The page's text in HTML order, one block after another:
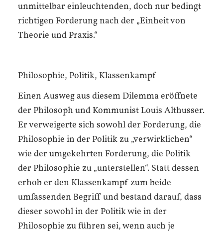
unmittelbar einleuchtenden, doch nur bedingt
richtigen Forderung nach der „Einheit von
Theorie und Praxis.“
Philosophie, Politik, Klassenkampf
Einen Ausweg aus diesem Dilemma eröffnete
der Philosoph und Kommunist Louis Althusser.
Er verweigerte sich sowohl der Forderung, die
Philosophie in der Politik zu „verwirklichen“
wie der umgekehrten Forderung, die Politik
der Philosophie zu „unterstellen“. Statt dessen
erhob er den Klassenkampf zum beide
umfassenden Begriff und bestand darauf, dass
dieser sowohl in der Politik wie in der
Philosophie zu führen sei, wenn auch je